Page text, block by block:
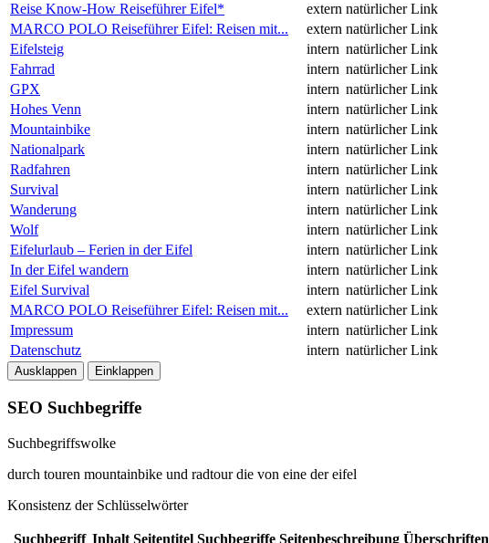
Reise Know-How Reiseführer Eifel*
extern natürlicher Link
MARCO POLO Reiseführer Eifel: Reisen mit...
extern natürlicher Link
Eifelsteig
intern natürlicher Link
Fahrrad
intern natürlicher Link
GPX
intern natürlicher Link
Hohes Venn
intern natürlicher Link
Mountainbike
intern natürlicher Link
Nationalpark
intern natürlicher Link
Radfahren
intern natürlicher Link
Survival
intern natürlicher Link
Wanderung
intern natürlicher Link
Wolf
intern natürlicher Link
Eifelurlaub – Ferien in der Eifel
intern natürlicher Link
In der Eifel wandern
intern natürlicher Link
Eifel Survival
intern natürlicher Link
MARCO POLO Reiseführer Eifel: Reisen mit...
extern natürlicher Link
Impressum
intern natürlicher Link
Datenschutz
intern natürlicher Link
Ausklappen Einklappen
SEO Suchbegriffe
Suchbegriffswolke
durch touren mountainbike und radtour die von eine der eifel
Konsistenz der Schlüsselwörter
Suchbegriff Inhalt Seitentitel Suchbegriffe Seitenbeschreibung Überschriften